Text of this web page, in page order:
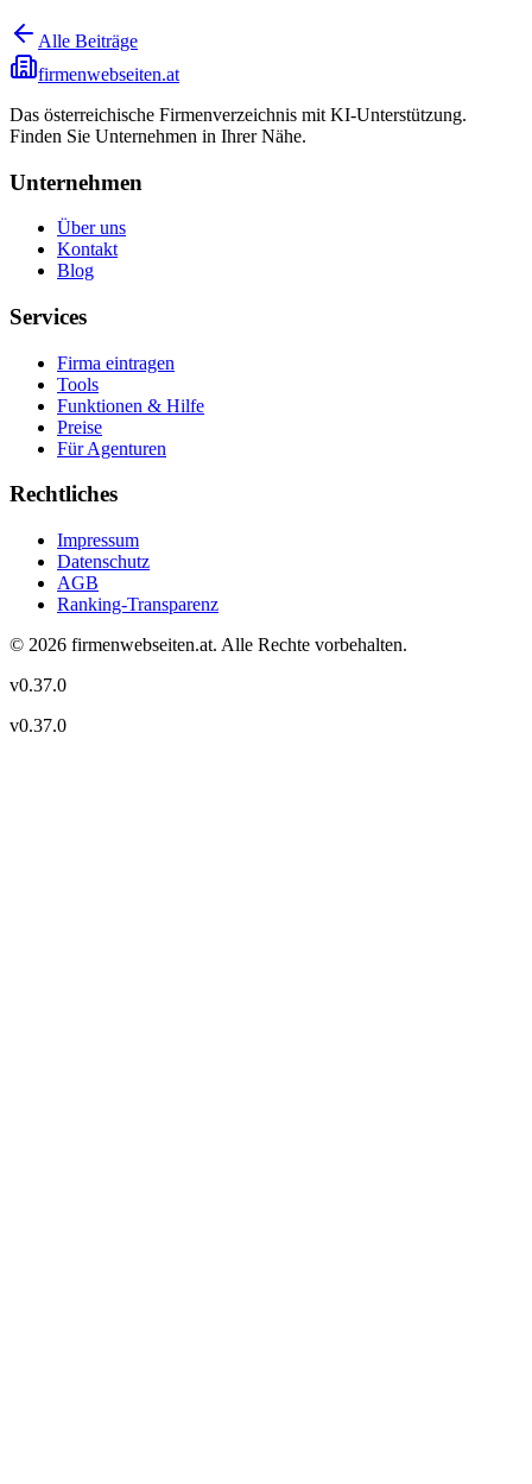
Alle Beiträge
firmenwebseiten.at
Das österreichische Firmenverzeichnis mit KI-Unterstützung.
Finden Sie Unternehmen in Ihrer Nähe.
Unternehmen
Über uns
Kontakt
Blog
Services
Firma eintragen
Tools
Funktionen & Hilfe
Preise
Für Agenturen
Rechtliches
Impressum
Datenschutz
AGB
Ranking-Transparenz
© 2026 firmenwebseiten.at. Alle Rechte vorbehalten.
v0.37.0
v0.37.0